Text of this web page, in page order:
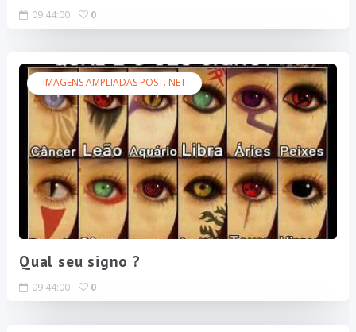
09:44:00 0
IMAGENS AMPLIADAS POST. NET
Qual seu signo ?
09:44:00 0